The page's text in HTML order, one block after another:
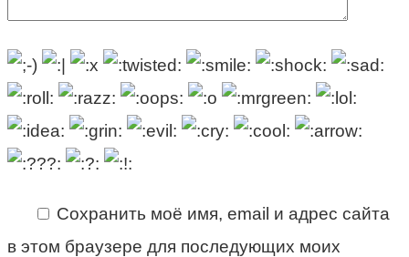
Сохранить моё имя, email и адрес сайта
в этом браузере для последующих моих